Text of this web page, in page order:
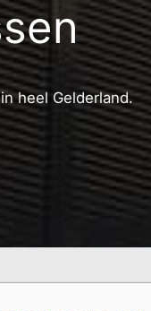
heel Gelderland.